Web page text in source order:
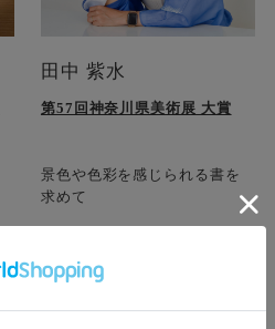
田中 紫水
第57回神奈川県美術展 大賞
景色や色彩を感じられる書を
求めて